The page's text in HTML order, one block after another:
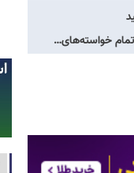
خواسته‌های…